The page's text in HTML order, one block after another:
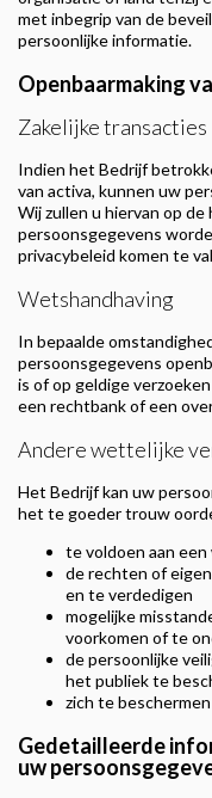
met inbegrip van de
persoonlijke informatie.
Openbaarmaking
Zakelijke transacties
Indien het Bedrijf
van activa, kunnen uw
Wij zullen u hiervan op
persoonsgegevens
privacybeleid komen te
Wetshandhaving
In bepaalde
persoonsgegevens
is of op geldige
een rechtbank of een
Andere wettelijke
Het Bedrijf kan uw
het te goeder trouw
te voldoen aan
de rechten of
en te verdedigen
mogelijke
voorkomen of te
de persoonlijke
het publiek te
zich te
Gedetailleerde
uw